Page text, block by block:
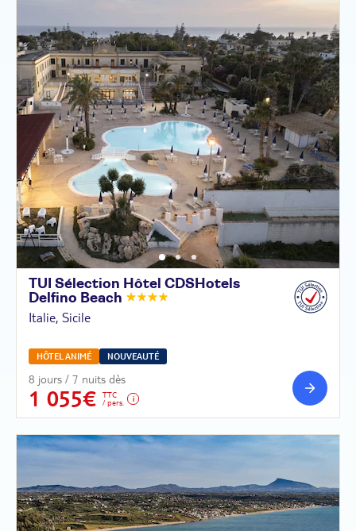
TUI Sélection Hôtel CDSHotels
Delfino Beach
Italie, Sicile
HÔTEL ANIMÉ NOUVEAUTÉ
8 jours / 7 nuits dès
1 055€
TTC
/ pers.